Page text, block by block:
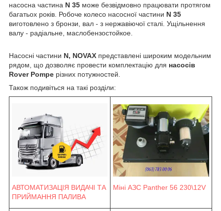
насосна частина N 35 може безвідмовно працювати протягом
багатьох років. Робоче колесо насосної частини N 35
виготовлено з бронзи, вал - з нержавіючої сталі. Ущільнення
валу - радіальне, маслобензостойкое.
Насосні частини N, NOVAX представлені широким модельним
рядом, що дозволяє провести комплектацію для насосів
Rover Pompe різних потужностей.
Також подивіться на такі розділи:
АВТОМАТИЗАЦІЯ ВИДАЧІ ТА
ПРИЙМАННЯ ПАЛИВА
Міні АЗС Panther 56 230\12V